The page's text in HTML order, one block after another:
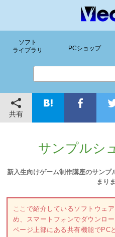
ソフト
ライブラリ
PCショップ
共有
サンプルシ
新入生向けゲーム制作講座のサン
まり
ここで紹介しているソフトウェ
め、スマートフォンでダウンロ
ページ上部にある共有機能でPC